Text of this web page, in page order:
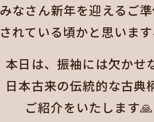
みなさん新年を迎えるご
されている頃かと思いま
本日は、振袖には欠かせ
日本古来の伝統的な古典
ご紹介をいたします🙏